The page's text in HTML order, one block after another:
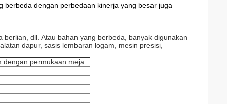
berbeda dengan perbedaan kinerja yang besar juga
dll. Atau bahan yang berbeda, banyak digunakan
dapur, sasis lembaran logam, mesin presisi,
dengan permukaan meja